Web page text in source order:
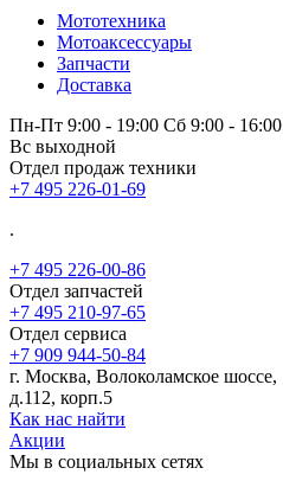
Мототехника
Мотоаксессуары
Запчасти
Доставка
Пн-Пт 9:00 - 19:00 Сб 9:00 - 16:00
Вс выходной
Отдел продаж техники
+7 495 226-01-69
.
+7 495 226-00-86
Отдел запчастей
+7 495 210-97-65
Отдел сервиса
+7 909 944-50-84
г. Москва, Волоколамское шоссе,
д.112, корп.5
Как нас найти
Акции
Мы в социальных сетях